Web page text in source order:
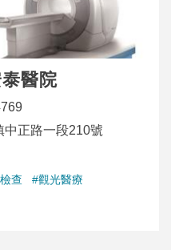
醫院
中正路一段210號
查 #觀光醫療